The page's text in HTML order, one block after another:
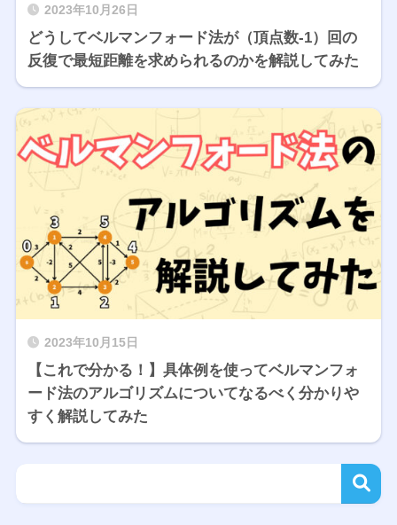
2023年10月26日
どうしてベルマンフォード法が（頂点数-1）回の
反復で最短距離を求められるのかを解説してみた
2023年10月15日
【これで分かる！】具体例を使ってベルマンフォ
ード法のアルゴリズムについてなるべく分かりや
すく解説してみた